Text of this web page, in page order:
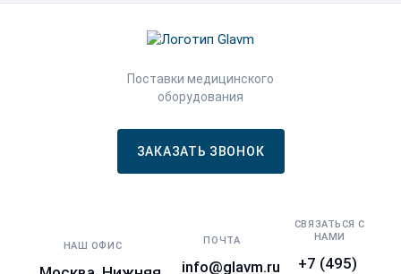
Поставки медицинского
оборудования
ЗАКАЗАТЬ ЗВОНОК
НАШ ОФИС ПОЧТА
info@glavm.ru
СВЯЗАТЬСЯ С
НАМИ
+7 (495)